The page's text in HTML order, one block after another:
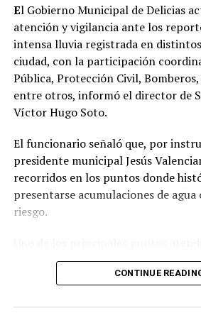
El Gobierno Municipal de Delicias
atención y vigilancia ante los
intensa lluvia registrada en
ciudad, con la participación
Pública, Protección Civil,
entre otros, informó el director de
Víctor Hugo Soto.
El funcionario señaló que, por
presidente municipal Jesús
recorridos en los puntos donde
presentarse acumulaciones de agua
riesgo.
Suprimido, donde elementos de
realizaron el cierre momentáneo de
vehículos quedaran varados o
CONTINUE